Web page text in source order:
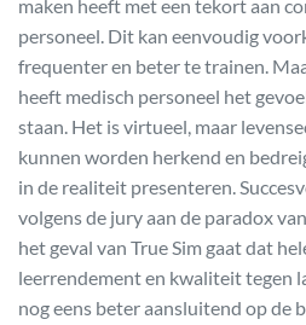
maken heeft met een tekort aan
personeel. Dit kan eenvoudig
frequenter en beter te trainen.
heeft medisch personeel het
staan. Het is virtueel, maar
kunnen worden herkend en
in de realiteit presenteren.
volgens de jury aan de paradox
het geval van True Sim gaat dat
leerrendement en kwaliteit tegen
nog eens beter aansluitend op de